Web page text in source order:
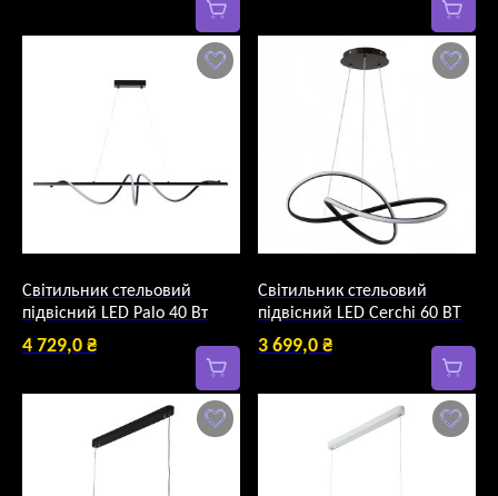
Світильник стельовий
підвісний LED Palo 40 Вт
4 729,0 ₴
Світильник стельовий
підвісний LED Cerchi 60 ВТ
3 699,0 ₴